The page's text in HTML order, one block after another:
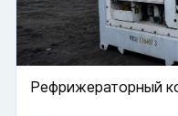
Рефрижераторный